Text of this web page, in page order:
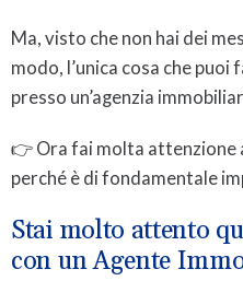
Ma, visto che non hai dei
modo, l’unica cosa che
presso un’agenzia
👉 Ora fai molta attenzione
perché è di fondamentale
Stai molto attento
con un Agente